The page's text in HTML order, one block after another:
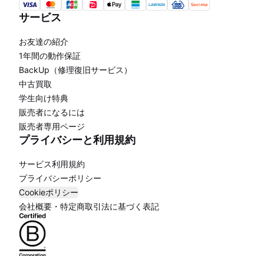
サービス
お友達の紹介
1年間の動作保証
BackUp（修理復旧サービス）
中古買取
学生向け特典
販売者になるには
販売者専用ページ
プライバシーと利用規約
サービス利用規約
プライバシーポリシー
Cookieポリシー
会社概要・特定商取引法に基づく表記